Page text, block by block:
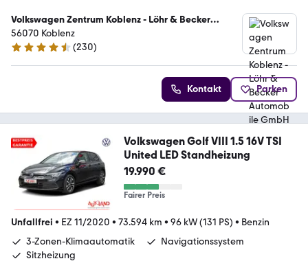
Volkswagen Zentrum Koblenz - Löhr & Becker
Automobile GmbH
56070 Koblenz
4.6 Sterne
(230)
Kontakt Parken
Volkswagen Golf VIII 1.5 16V TSI
United LED Standheizung
19.990 €
Fairer Preis
Unfallfrei • EZ 11/2020 • 73.594 km • 96 kW (131 PS) • Benzin
3-Zonen-Klimaautomatik
Navigationssystem
Sitzheizung